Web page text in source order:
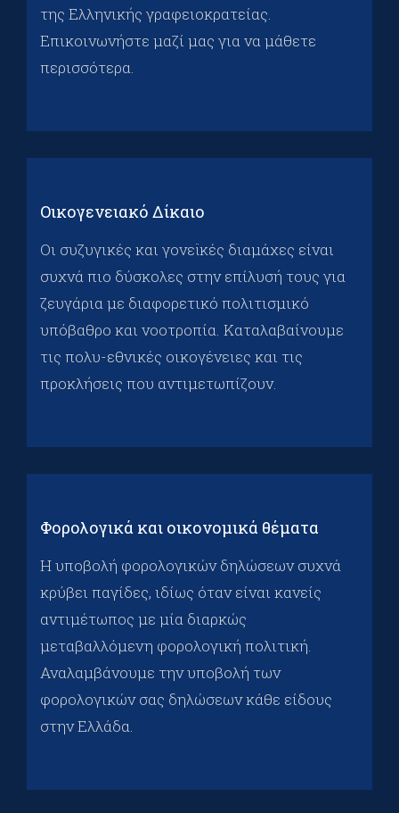
της Ελληνικής γραφειοκρατείας.
Επικοινωνήστε μαζί μας για να μάθετε
περισσότερα.
Οικογενειακό Δίκαιο
Οι συζυγικές και γονεϊκές διαμάχες είναι
συχνά πιο δύσκολες στην επίλυσή τους για
ζευγάρια με διαφορετικό πολιτισμικό
υπόβαθρο και νοοτροπία. Καταλαβαίνουμε
τις πολυ-εθνικές οικογένειες και τις
προκλήσεις που αντιμετωπίζουν.
Φορολογικά και οικονομικά θέματα
Η υποβολή φορολογικών δηλώσεων συχνά
κρύβει παγίδες, ιδίως όταν είναι κανείς
αντιμέτωπος με μία διαρκώς
μεταβαλλόμενη φορολογική πολιτική.
Αναλαμβάνουμε την υποβολή των
φορολογικών σας δηλώσεων κάθε είδους
στην Ελλάδα.